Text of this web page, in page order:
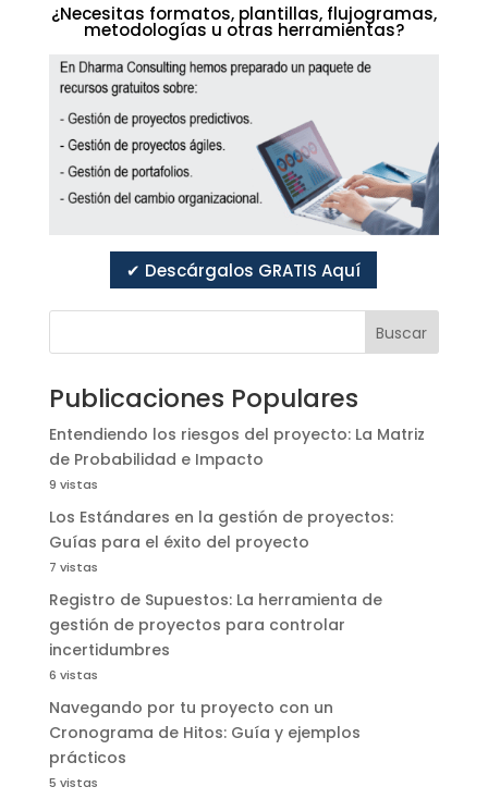
¿Necesitas formatos, plantillas, flujogramas,
metodologías u otras herramientas?
✔ Descárgalos GRATIS Aquí
Buscar
Publicaciones Populares
Entendiendo los riesgos del proyecto: La Matriz
de Probabilidad e Impacto
9 vistas
Los Estándares en la gestión de proyectos:
Guías para el éxito del proyecto
7 vistas
Registro de Supuestos: La herramienta de
gestión de proyectos para controlar
incertidumbres
6 vistas
Navegando por tu proyecto con un
Cronograma de Hitos: Guía y ejemplos
prácticos
5 vistas